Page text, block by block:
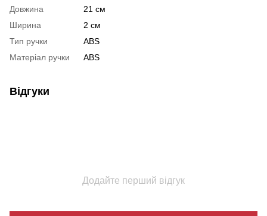
Довжина
21 см
Ширина
2 см
Тип ручки
ABS
Матеріал ручки
ABS
Відгуки
Додайте перший відгук